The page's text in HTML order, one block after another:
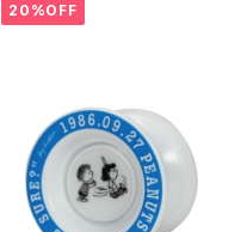
20%OFF